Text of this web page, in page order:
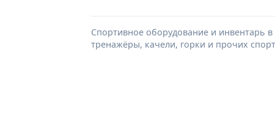
Спортивное оборудование и инвентарь
тренажёры, качели, горки и прочих